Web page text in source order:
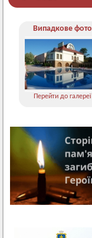
Випадкове фото
Перейти до галереї